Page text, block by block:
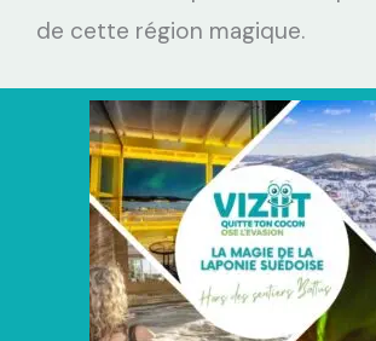
de cette région magique.